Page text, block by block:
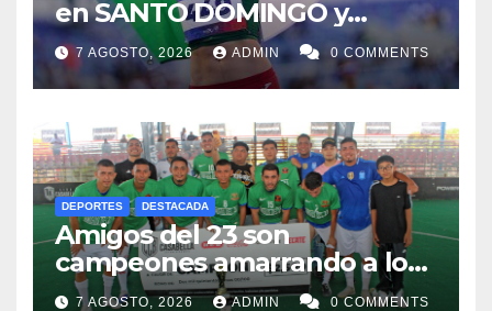
en SANTO DOMINGO y
dedica Medalla a sus padres
fallecidos
7 AGOSTO, 2026 ADMIN 0 COMMENTS
DEPORTES DESTACADA
Amigos del 23 son
campeones amarrando a los
“Perros Bravos”
7 AGOSTO, 2026 ADMIN 0 COMMENTS